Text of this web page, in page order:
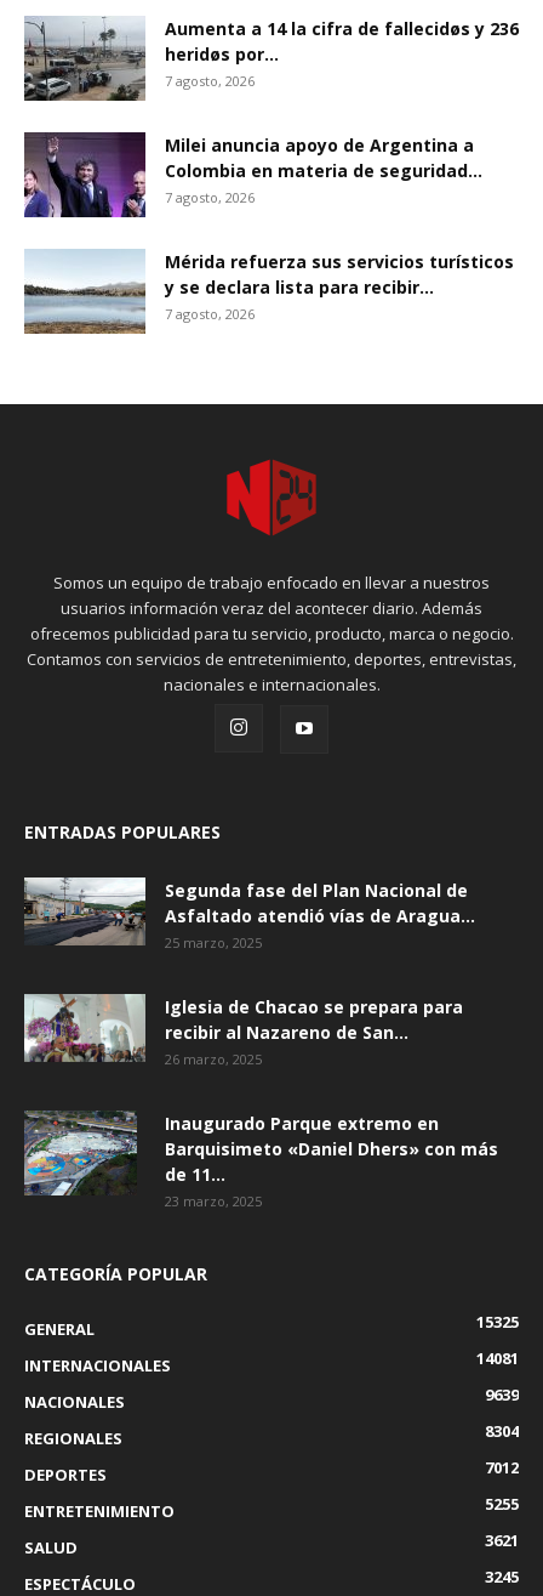
Aumenta a 14 la cifra de fallecidøs y 236
heridøs por...
7 agosto, 2026
Milei anuncia apoyo de Argentina a
Colombia en materia de seguridad...
7 agosto, 2026
Mérida refuerza sus servicios turísticos
y se declara lista para recibir...
7 agosto, 2026
Somos un equipo de trabajo enfocado en llevar a nuestros
usuarios información veraz del acontecer diario. Además
ofrecemos publicidad para tu servicio, producto, marca o negocio.
Contamos con servicios de entretenimiento, deportes, entrevistas,
nacionales e internacionales.
ENTRADAS POPULARES
Segunda fase del Plan Nacional de
Asfaltado atendió vías de Aragua...
25 marzo, 2025
Iglesia de Chacao se prepara para
recibir al Nazareno de San...
26 marzo, 2025
Inaugurado Parque extremo en
Barquisimeto «Daniel Dhers» con más
de 11...
23 marzo, 2025
CATEGORÍA POPULAR
GENERAL
15325
INTERNACIONALES
14081
NACIONALES
9639
REGIONALES
8304
DEPORTES
7012
ENTRETENIMIENTO
5255
SALUD
3621
ESPECTÁCULO
3245